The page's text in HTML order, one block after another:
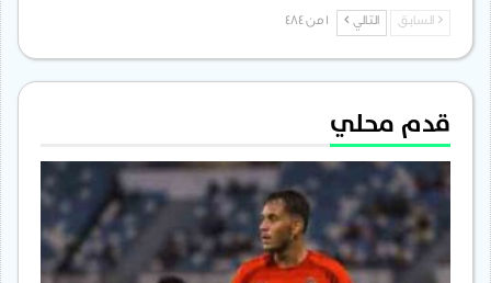
السابق التالي
قدم محلي